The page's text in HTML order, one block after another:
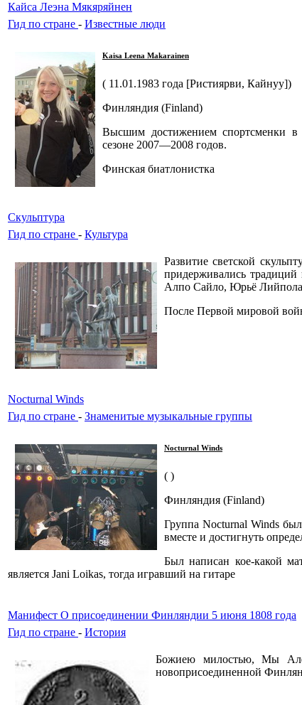
Кайса Леэна Мякяряйнен
Гид по стране - Известные люди
Kaisa Leena Makarainen
( 11.01.1983 года [Ристиярви, Кайнуу])
Финляндия (Finland)
Высшим достижением спортсменки
сезоне 2007—2008 годов.
Финская биатлонистка
Скульптура
Гид по стране - Культура
Развитие светской
придерживались традиций
Алпо Сайло, Юрьё
После Первой мировой
Nocturnal Winds
Гид по стране - Знаменитые музыкальные группы
Nocturnal Winds
( )
Финляндия (Finland)
Группа Nocturnal Winds
вместе и достигнуть
Был написан кое-какой
является Jani Loikas, тогда игравший на гитаре
Манифест О присоединении Финляндии 5 июня 1808 года
Гид по стране - История
Божиею милостью, Мы
новоприсоединенной